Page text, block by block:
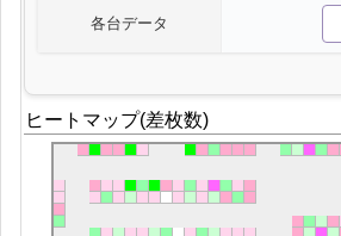
各台データ
ヒートマップ(差枚数)